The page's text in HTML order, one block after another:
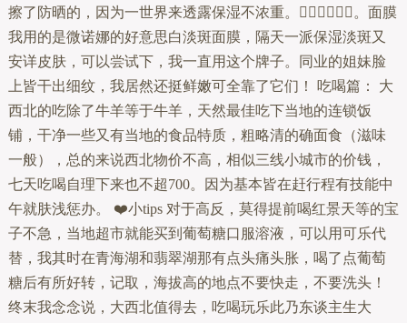
擦了防晒的，因为一世界来透露保湿不浓重。👍🏻👍🏻👍🏻。面膜
我用的是微诺娜的好意思白淡斑面膜，隔天一派保湿淡斑又
安详皮肤，可以尝试下，我一直用这个牌子。同业的姐妹脸
上皆干出细纹，我居然还挺鲜嫩可全靠了它们！ 吃喝篇： 大
西北的吃除了牛羊等于牛羊，天然最佳吃下当地的连锁饭
铺，干净一些又有当地的食品特质，粗略清的确面食（滋味
一般），总的来说西北物价不高，相似三线小城市的价钱，
七天吃喝自理下来也不超700。因为基本皆在赶行程有技能中
午就肤浅惩办。 ❤️小tips 对于高反，莫得提前喝红景天等的宝
子不急，当地超市就能买到葡萄糖口服溶液，可以用可乐代
替，我其时在青海湖和翡翠湖那有点头痛头胀，喝了点葡萄
糖后有所好转，记取，海拔高的地点不要快走，不要洗头！
终末我念念说，大西北值得去，吃喝玩乐此乃东谈主生大